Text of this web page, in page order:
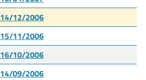
14/12/2006
15/11/2006
16/10/2006
14/09/2006